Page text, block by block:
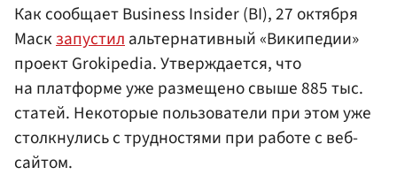
Как сообщает Business Insider (BI), 27 октября
Маскзапустилальтернативный «Википедии»
проект Grokipedia. Утверждается, что
на платформе уже размещено свыше 885 тыс.
статей. Некоторые пользователи при этом уже
столкнулись с трудностями при работе с веб-
сайтом.